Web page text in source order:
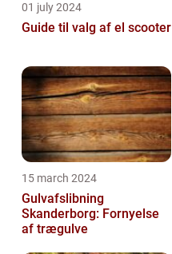
01 july 2024
Guide til valg af el scooter
15 march 2024
Gulvafslibning
Skanderborg: Fornyelse
af trægulve